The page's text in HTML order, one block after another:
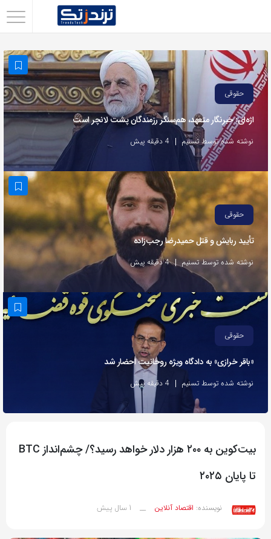
با
استفاده
از
روش‌های
زیر
این
صفحه
را
دوستان
خود
اشتراک
بگذارید.
لینک
حقوقی
اژه‌ای: خبرنگار متعهد، هم‌سنگر رزمندگان پشت لانچر است
نوشته شده توسط تسنیم 4 دقیقه پیش
حقوقی
تأیید ربایش و قتل حمیدرضا رجب‌زاده
نوشته شده توسط تسنیم 4 دقیقه پیش
حقوقی
«باقر خرازی» به دادگاه ویژه روحانیت احضار شد
نوشته شده توسط تسنیم 4 دقیقه پیش
بیت‌کوین به ۲۰۰ هزار دلار خواهد رسید؟/ چشم‌انداز BTC
تا پایان ۲۰۲۵
نویسنده: اقتصاد آنلاین __ 1 سال پیش